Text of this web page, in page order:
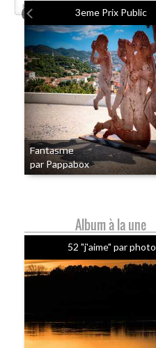
»
3eme Prix Public
Fantasme
par Pappabox
Album à la une
52 "j'aime" par photo